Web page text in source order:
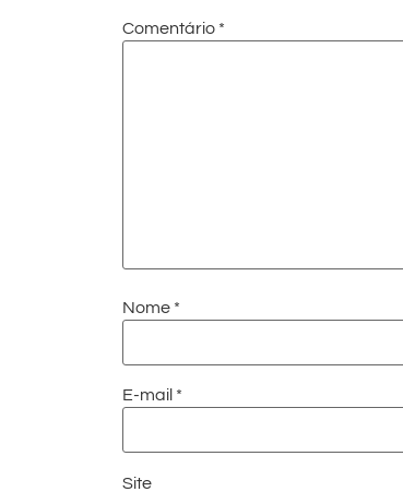
Comentário *
Nome *
E-mail *
Site